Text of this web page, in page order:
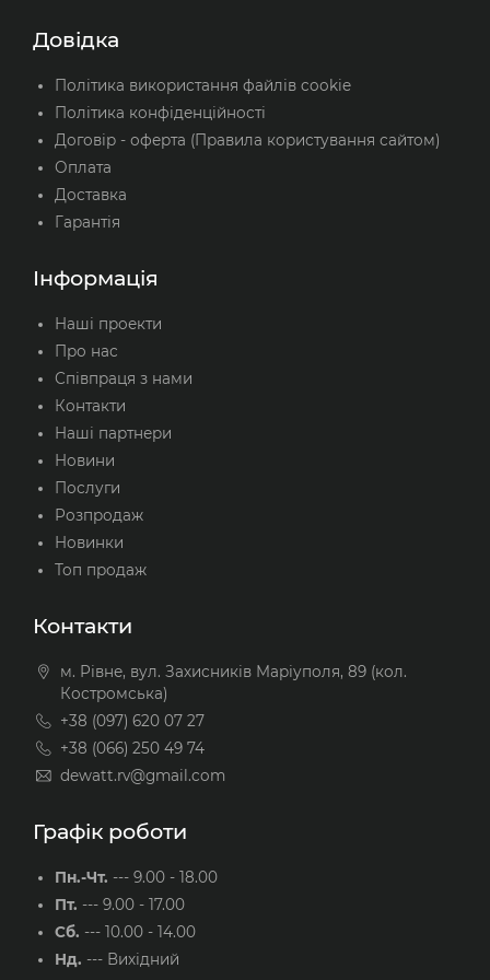
Довідка
Політика використання файлів cookie
Політика конфіденційності
Договір - оферта (Правила користування сайтом)
Оплата
Доставка
Гарантія
Інформація
Наші проекти
Про нас
Співпраця з нами
Контакти
Наші партнери
Новини
Послуги
Розпродаж
Новинки
Топ продаж
Контакти
м. Рівне, вул. Захисників Маріуполя, 89 (кол.
Костромська)
+38 (097) 620 07 27
+38 (066) 250 49 74
dewatt.rv@gmail.com
Графік роботи
Пн.-Чт. --- 9.00 - 18.00
Пт. --- 9.00 - 17.00
Сб. --- 10.00 - 14.00
Нд. --- Вихідний